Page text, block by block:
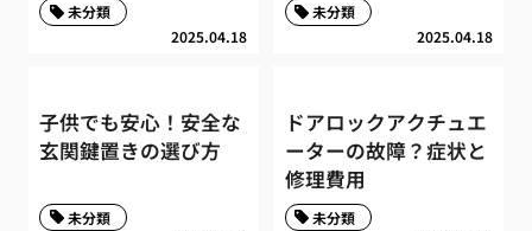
2025.04.18
未分類
2025.04.18
未分類
子供でも安心！安全な
玄関鍵置きの選び方
未分類
ドアロックアクチュエ
ーターの故障？症状と
修理費用
未分類